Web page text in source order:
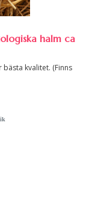
halm ca
kvalitet. (Finns